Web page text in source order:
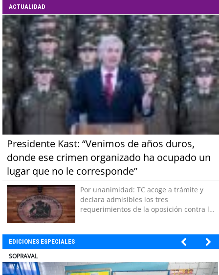
ACTUALIDAD
Presidente Kast: “Venimos de años duros,
donde ese crimen organizado ha ocupado un
lugar que no le corresponde”
Por unanimidad: TC acoge a trámite y
declara admisibles los tres
requerimientos de la oposición contra la
EDICIONES ESPECIALES
ULTRAPORT